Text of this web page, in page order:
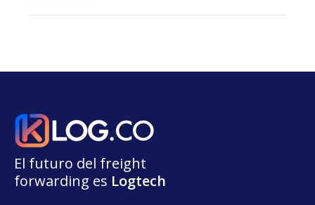
El futuro del freight
forwarding es Logtech